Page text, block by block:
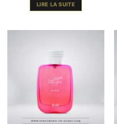
LIRE LA SUITE